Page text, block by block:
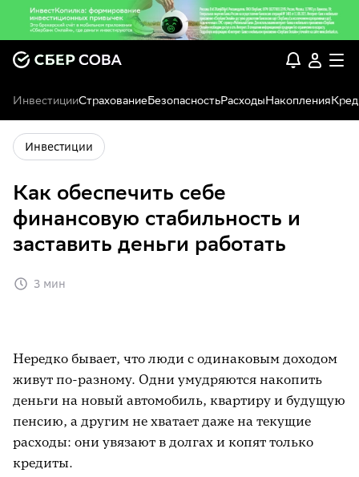
ИнвестицииСтрахованиеБезопасностьРасходыНакопления
Инвестиции
Как обеспечить себе
финансовую стабильность и
заставить деньги работать
3 мин
Нередко бывает, что люди с одинаковым доходом
живут по-разному. Одни умудряются накопить
деньги на новый автомобиль, квартиру и будущую
пенсию, а другим не хватает даже на текущие
расходы: они увязают в долгах и копят только
кредиты.